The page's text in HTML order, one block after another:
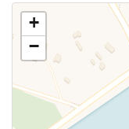
Użyj tego
zmianach w
+
−